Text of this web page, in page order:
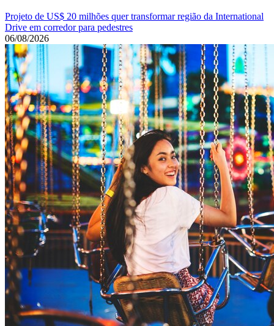
Projeto de US$ 20 milhões quer transformar região da International
Drive em corredor para pedestres
06/08/2026